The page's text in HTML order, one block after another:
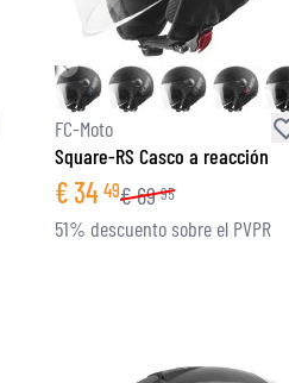
FC-Moto
Square-RS Casco a reacción
€34 49€69 95
51% descuento sobre el PVPR